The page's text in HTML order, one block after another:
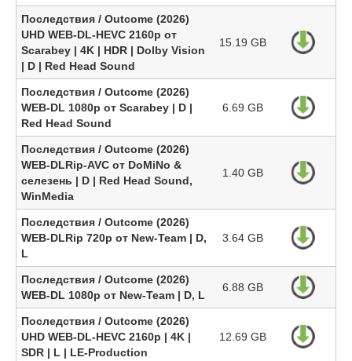
Последствия / Outcome (2026)
UHD WEB-DL-HEVC 2160p от
Scarabey | 4K | HDR | Dolby Vision
| D | Red Head Sound
15.19 GB
Последствия / Outcome (2026)
WEB-DL 1080p от Scarabey | D |
Red Head Sound
6.69 GB
Последствия / Outcome (2026)
WEB-DLRip-AVC от DoMiNo &
селезень | D | Red Head Sound,
WinMedia
1.40 GB
Последствия / Outcome (2026)
WEB-DLRip 720p от New-Team | D,
L
3.64 GB
Последствия / Outcome (2026)
WEB-DL 1080p от New-Team | D, L
6.88 GB
Последствия / Outcome (2026)
UHD WEB-DL-HEVC 2160p | 4K |
SDR | L | LE-Production
12.69 GB